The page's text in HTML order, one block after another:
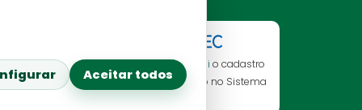
Consulte aqui o cadastro
da instituição no Sistema
Aceitar todos